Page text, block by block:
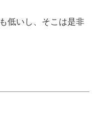
低いし、そこは是非